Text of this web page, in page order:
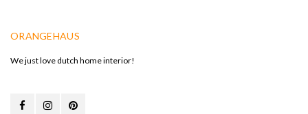
ORANGEHAUS
We just love dutch home interior!